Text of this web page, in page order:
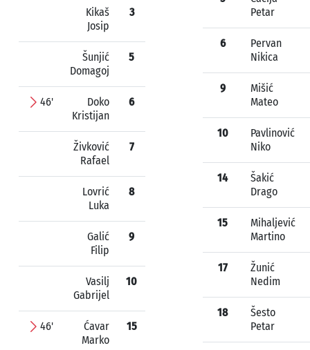
Kikaš
Josip
3
Šunjić
Domagoj
5
46'
Doko
Kristijan
6
Živković
Rafael
7
Lovrić
Luka
8
Galić
Filip
9
Vasilj
Gabrijel
10
46'
Ćavar
Marko
15
Petar
6
Pervan
Nikica
9
Mišić
Mateo
10
Pavlinović
Niko
14
Šakić
Drago
15
Mihaljević
Martino
17
Žunić
Nedim
18
Šesto
Petar